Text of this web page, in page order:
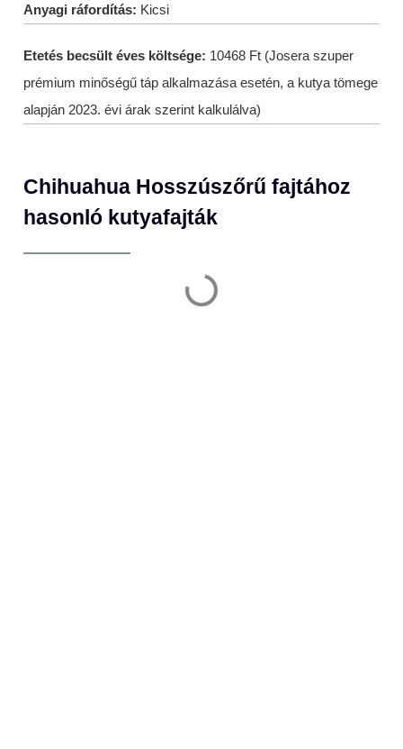
Anyagi ráfordítás: Kicsi
Etetés becsült éves költsége: 10468 Ft (Josera szuper
prémium minőségű táp alkalmazása esetén, a kutya tömege
alapján 2023. évi árak szerint kalkulálva)
Chihuahua Hosszúszőrű fajtához
hasonló kutyafajták